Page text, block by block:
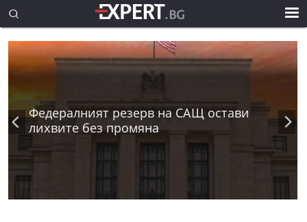
Федералният резерв на САЩ остави
лихвите без промяна